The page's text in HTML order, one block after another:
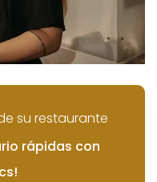
su restaurante
rápidas con